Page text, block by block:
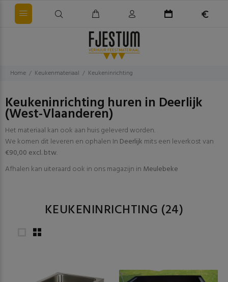
Home Keukenmateriaal Keukeninrichting
Keukeninrichting huren in Deerlijk
(West-Vlaanderen)
Het materiaal kan ook aan huis geleverd worden.
We komen dit leveren en ophalen In Deerlijk mits een leverkost van
€90,00 excl. btw.
Afhalen kan uiteraard ook in ons magazijn in Meulebeke
KEUKENINRICHTING (24)